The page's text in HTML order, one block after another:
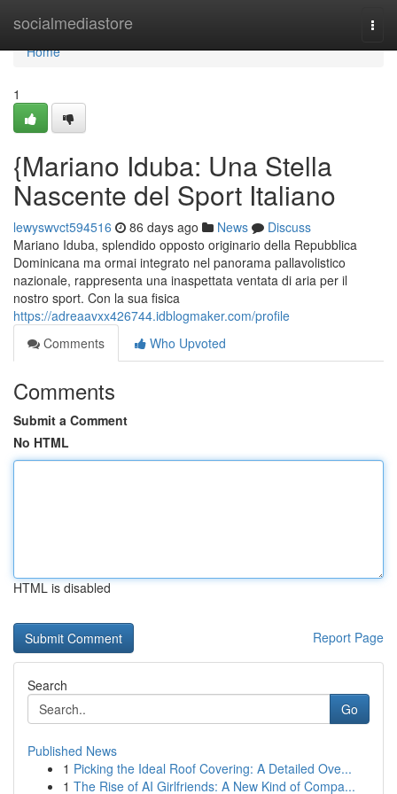
socialmediastore
Home
Home
1
{Mariano Iduba: Una Stella
Nascente del Sport Italiano
lewyswvct594516 86 days ago News
Discuss
Mariano Iduba, splendido opposto originario della Repubblica
Dominicana ma ormai integrato nel panorama pallavolistico
nazionale, rappresenta una inaspettata ventata di aria per il
nostro sport. Con la sua fisica
https://adreaavxx426744.idblogmaker.com/profile
Comments
Who Upvoted
Comments
Submit a Comment
No HTML
HTML is disabled
Report Page
Search
Go
Published News
1 Picking the Ideal Roof Covering: A Detailed Ove...
1 The Rise of AI Girlfriends: A New Kind of Compa...